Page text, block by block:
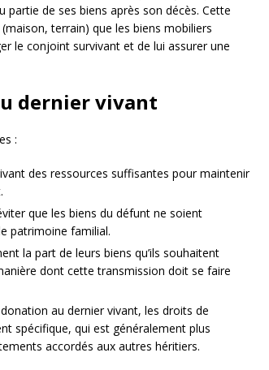
de ses biens après son décès. Cette
terrain) que les biens mobiliers
le conjoint survivant et de lui assurer une
dernier vivant
:
des ressources suffisantes pour maintenir
que les biens du défunt ne soient
patrimoine familial.
la part de leurs biens qu’ils souhaitent
dont cette transmission doit se faire
au dernier vivant, les droits de
spécifique, qui est généralement plus
accordés aux autres héritiers.